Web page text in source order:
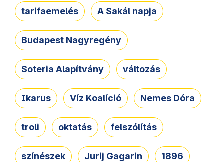
tarifaemelés A Sakál napja
Budapest Nagyregény
Soteria Alapítvány változás
Ikarus Víz Koalíció Nemes Dóra
troli oktatás felszólítás
színészek Jurij Gagarin 1896